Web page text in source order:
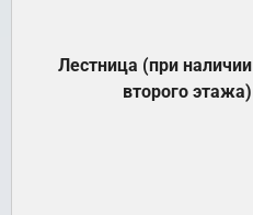
Лестница (при наличии
второго этажа)